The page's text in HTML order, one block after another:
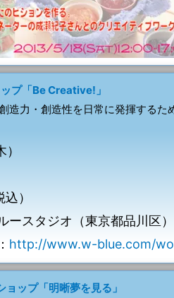
プ「Be Creative!」
造力・創造性を日常に発揮するた
）
ースタジオ（東京都品川区）
http://www.w-blue.com/
ップ「明晰夢を見る」